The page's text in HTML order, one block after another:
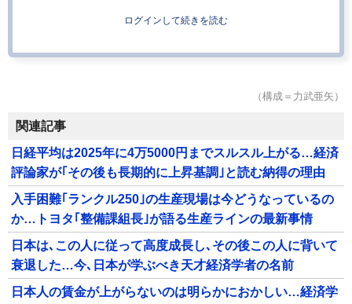
ログインして続きを読む
（構成＝力武亜矢）
関連記事
日経平均は2025年に4万5000円までスルスル上がる…経済
評論家が｢その後も長期的に上昇基調｣と読む納得の理由
入手困難｢ランクル250｣の生産現場は今どうなっているの
か…トヨタ｢整備課組長｣が語る生産ラインの最新事情
日本は､この人に従って高度成長し､その後この人に背いて
衰退した…今､日本が学ぶべき天才経済学者の名前
日本人の賃金が上がらないのは明らかにおかしい…経済学